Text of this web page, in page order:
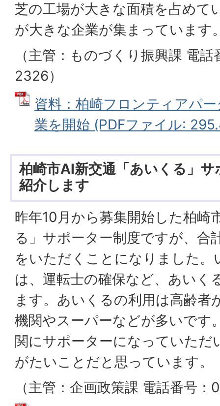
芝の工場が大きな面積を占めて
が大きな企業が集まっています
（主管：ものづくり振興課 電
2326）
資料：柏崎フロンティアパ
業を開始 (PDFファイル:
柏崎市AI新交通「あいくる」
紹介します
昨年10月から募集開始した柏崎
る」サポーター制度ですが、合
をいただくことになりました。
は、運転士の確保など、あいく
ます。あいくるの利用は高齢者
機関やスーパーなどが多いです
関にサポーターになっていただ
がたいことだと思っています。
（主管：企画政策課 電話番号